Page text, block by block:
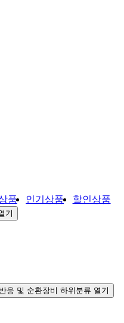
품 인기상품
할인상품
기
응 및 순환장비 하위분류 열기